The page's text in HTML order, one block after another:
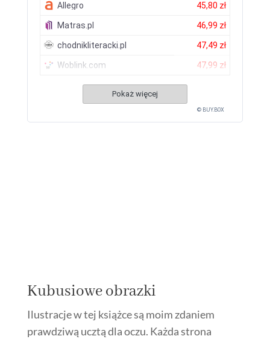
Allegro 45,80 zł
Matras.pl 46,99 zł
chodnikliteracki.pl 47,49 zł
Woblink.com 47,99 zł
Pokaż więcej
© BUY.BOX
Kubusiowe obrazki
Ilustracje w tej książce są moim zdaniem
prawdziwą ucztą dla oczu. Każda strona